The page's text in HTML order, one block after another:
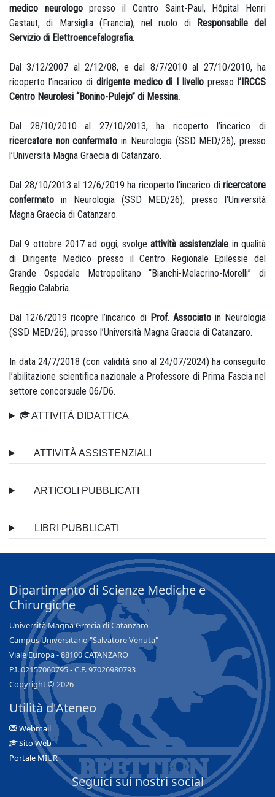
medico neurologopresso il Centro Saint-Paul, Hôpital Henri
Gastaut, di Marsiglia (Francia), nel ruolo di
Responsabile del
Servizio di Elettroencefalografia.
Dal 3/12/2007 al 2/12/08, e dal 8/7/2010 al 27/10/2010, ha
ricoperto l’incarico di dirigente medico di I livellopresso l’IRCCS
Centro Neurolesi “Bonino-Pulejo” di Messina.
Dal 28/10/2010 al 27/10/2013, ha ricoperto l’incarico di
ricercatore non confermato in Neurologia (SSD MED/26), presso
l’Università Magna Graecia di Catanzaro.
Dal 28/10/2013 al 12/6/2019 ha ricoperto l'incarico diricercatore
confermato in Neurologia (SSD MED/26), presso l’Università
Magna Graecia di Catanzaro.
Dal 9 ottobre 2017 ad oggi, svolgeattività assistenziale in qualità
di Dirigente Medico presso il Centro Regionale Epilessie del
Grande Ospedale Metropolitano “Bianchi-Melacrino-Morelli” di
Reggio Calabria.
Dal 12/6/2019 ricopre l’incarico di Prof. Associatoin Neurologia
(SSD MED/26), presso l’Università Magna Graecia di Catanzaro.
In data 24/7/2018 (con validità sino al 24/07/2024) ha conseguito
l’abilitazione scientifica nazionale a Professore di Prima Fascia nel
settore concorsuale 06/D6.
ATTIVITÀ DIDATTICA
ATTIVITÀ ASSISTENZIALI
ARTICOLI PUBBLICATI
LIBRI PUBBLICATI
Dipartimento di Scienze Mediche e
Chirurgiche
Università Magna Græcia di Catanzaro
Campus Universitario "Salvatore Venuta"
Viale Europa - 88100 CATANZARO
P.I. 02157060795 - C.F. 97026980793
Copyright © 2026
Utilità d'Ateneo
Webmail
Sito Web
Portale MIUR
Seguici sui nostri social